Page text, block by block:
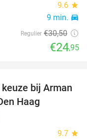
9.6 star
9 min. directions_car
Regulier €30,50
€24,95
30%
bij Arman
Haag
9.7 star